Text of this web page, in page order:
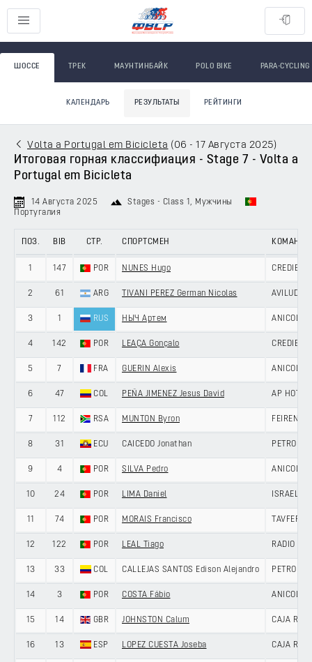
ШОССЕ ТРЕК МАУНТИНБАЙК POLO BIKE PARA-CYCLING
КАЛЕНДАРЬ РЕЗУЛЬТАТЫ РЕЙТИНГИ
Volta a Portugal em Bicicleta ( 06 - 17 Августа 2025)
Итоговая горная классифиация - Stage 7 - Volta a
Portugal em Bicicleta
14 Августа 2025 Stages - Class 1 , Мужчины
Португалия
ПОЗ. BIB СТР. СПОРТСМЕН КОМАНДА
1 147 POR NUNES Hugo
2 61 ARG TIVANI PEREZ German Nicolas AVILUDO -
3 1 RUS НЫЧ Артем
4 142 POR LEAÇA Gonçalo
5 7 FRA GUERIN Alexis
6 47 COL PEÑA JIMENEZ Jesus David AP
7 112 RSA MUNTON Byron FEIRENSE
8 31 ECU CAICEDO Jonathan
9 4 POR SILVA Pedro
10 24 POR LIMA Daniel ISRAEL
11 74 POR MORAIS Francisco TAVFER-
12 122 POR LEAL Tiago RADIO
13 33 COL CALLEJAS SANTOS Edison Alejandro
14 3 POR COSTA Fábio
15 14 GBR JOHNSTON Calum CAJA
16 13 ESP LOPEZ CUESTA Joseba CAJA